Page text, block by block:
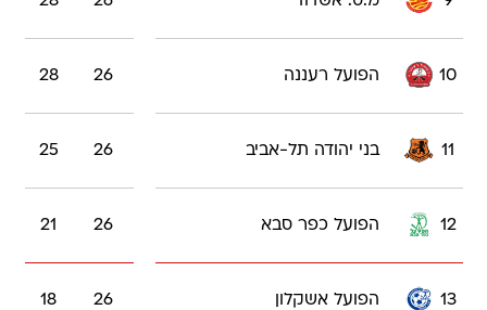
10 הפועל רעננה 26
28
11 בני יהודה תל-אביב 26
25
12 הפועל כפר סבא 26
21
13 הפועל אשקלון 26
18